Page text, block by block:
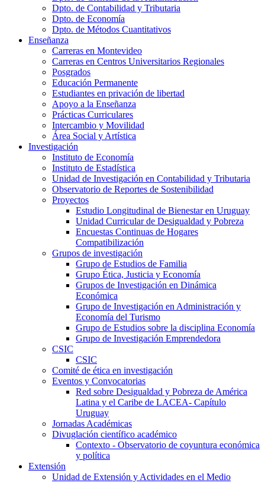
Dpto. de Contabilidad y Tributaria
Dpto. de Economía
Dpto. de Métodos Cuantitativos
Enseñanza
Carreras en Montevideo
Carreras en Centros Universitarios Regionales
Posgrados
Educación Permanente
Estudiantes en privación de libertad
Apoyo a la Enseñanza
Prácticas Curriculares
Intercambio y Movilidad
Área Social y Artística
Investigación
Instituto de Economía
Instituto de Estadística
Unidad de Investigación en Contabilidad y Tributaria
Observatorio de Reportes de Sostenibilidad
Proyectos
Estudio Longitudinal de Bienestar en Uruguay
Unidad Curricular de Desigualdad y Pobreza
Encuestas Continuas de Hogares
Compatibilización
Grupos de investigación
Grupo de Estudios de Familia
Grupo Ética, Justicia y Economía
Grupos de Investigación en Dinámica
Económica
Grupo de Investigación en Administración y
Economía del Turismo
Grupo de Estudios sobre la disciplina Economía
Grupo de Investigación Emprendedora
CSIC
CSIC
Comité de ética en investigación
Eventos y Convocatorias
Red sobre Desigualdad y Pobreza de América
Latina y el Caribe de LACEA- Capítulo
Uruguay
Jornadas Académicas
Divuglación científico académico
Contexto - Observatorio de coyuntura económica
y política
Extensión
Unidad de Extensión y Actividades en el Medio